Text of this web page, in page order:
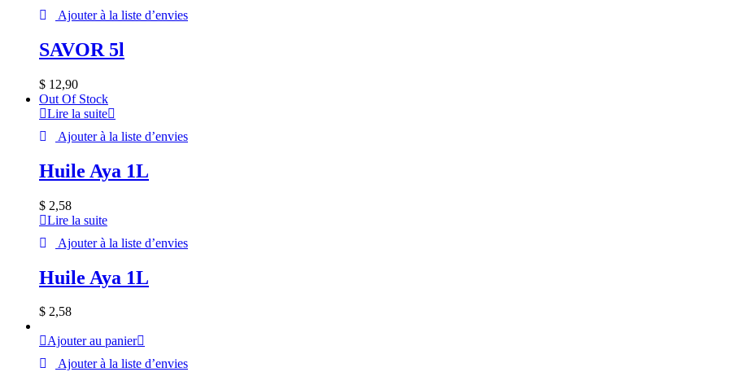
Ajouter à la liste d’envies
SAVOR 5l
$ 12,90
Out Of Stock
Lire la suite
Ajouter à la liste d’envies
Huile Aya 1L
$ 2,58
Lire la suite
Ajouter à la liste d’envies
Huile Aya 1L
$ 2,58
Ajouter au panier
Ajouter à la liste d’envies